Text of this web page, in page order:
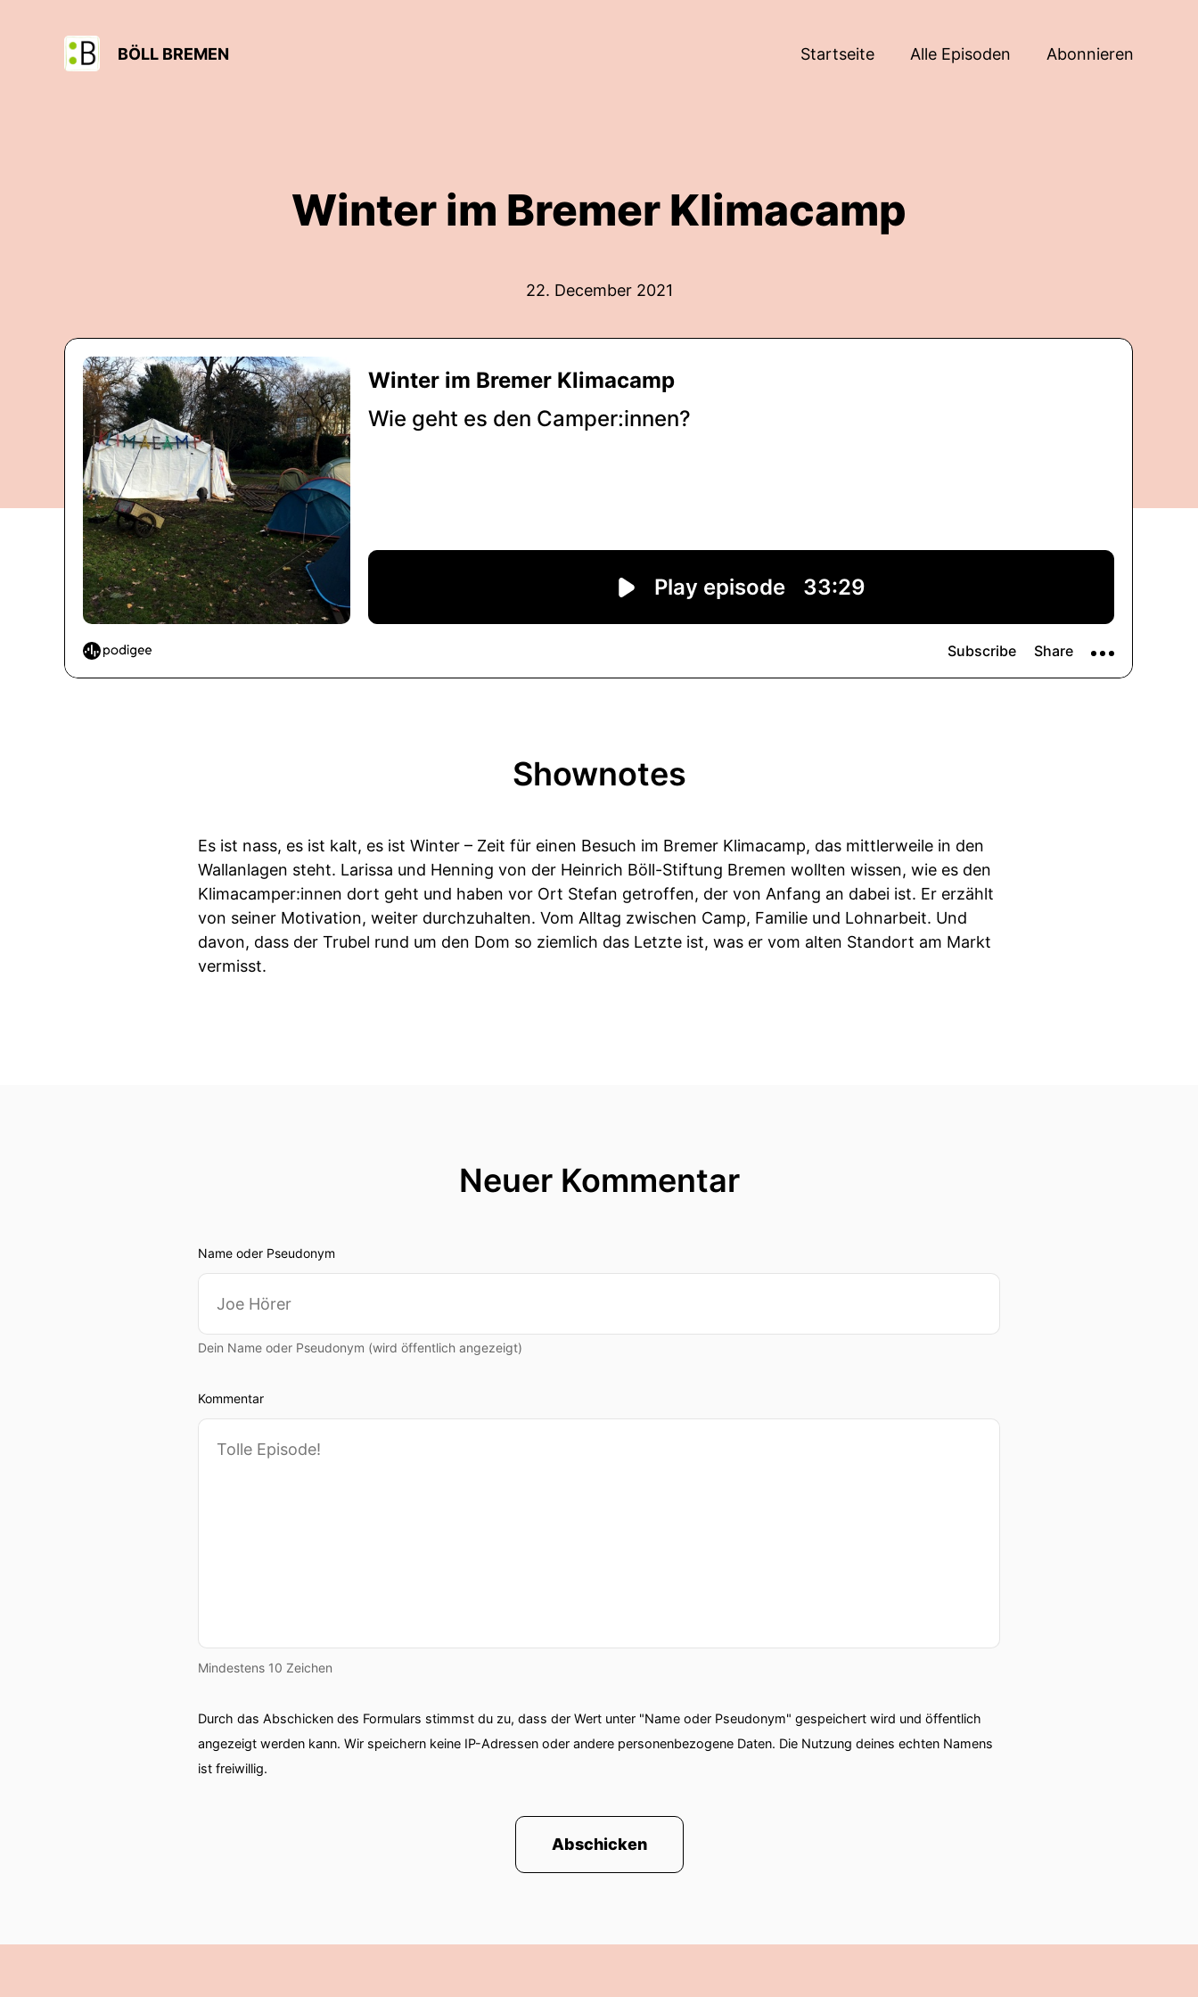
BÖLL BREMEN Startseite Alle Episoden Abonnieren
Winter im Bremer Klimacamp
22. December 2021
Shownotes
Es ist nass, es ist kalt, es ist Winter – Zeit für einen Besuch im Bremer Klimacamp, das mittlerweile in den
Wallanlagen steht. Larissa und Henning von der Heinrich Böll-Stiftung Bremen wollten wissen, wie es den
Klimacamper:innen dort geht und haben vor Ort Stefan getroffen, der von Anfang an dabei ist. Er erzählt
von seiner Motivation, weiter durchzuhalten. Vom Alltag zwischen Camp, Familie und Lohnarbeit. Und
davon, dass der Trubel rund um den Dom so ziemlich das Letzte ist, was er vom alten Standort am Markt
vermisst.
Neuer Kommentar
Name oder Pseudonym
Dein Name oder Pseudonym (wird öffentlich angezeigt)
Kommentar
Mindestens 10 Zeichen
Durch das Abschicken des Formulars stimmst du zu, dass der Wert unter "Name oder Pseudonym" gespeichert wird und öffentlich
angezeigt werden kann. Wir speichern keine IP-Adressen oder andere personenbezogene Daten. Die Nutzung deines echten Namens
ist freiwillig.
Abschicken